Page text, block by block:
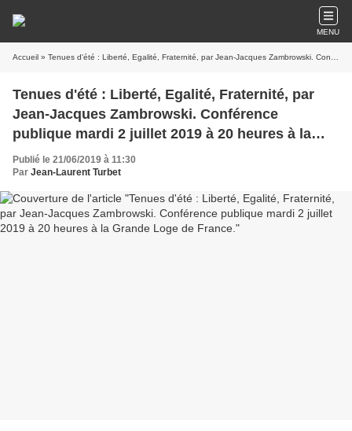
MENU
Accueil » Tenues d'été : Liberté, Egalité, Fraternité, par Jean-Jacques Zambrowski. Conférence publique mardi 2 juillet 2019 à 20 heures à la Grande Loge de France.
Tenues d'été : Liberté, Egalité, Fraternité, par
Jean-Jacques Zambrowski. Conférence
publique mardi 2 juillet 2019 à 20 heures à la
Grande Loge de France.
Publié le 21/06/2019 à 11:30
Par Jean-Laurent Turbet